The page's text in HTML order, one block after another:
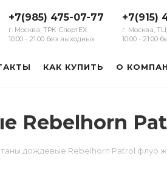
+7(985) 475-07-77
г. Москва, ТРК СпортЕХ
10:00 - 21:00 без выходных
+7(915)
г. Москва,
10:00 - 21:00
КАК КУПИТЬ О
Rebelhorn
дождевые Rebelhorn Patrol флуо